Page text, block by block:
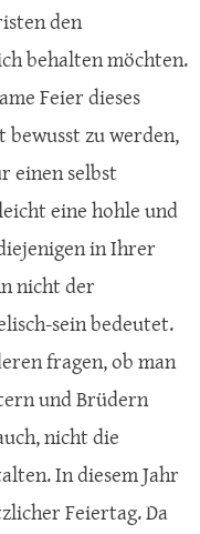
den
behalten möchten.
Feier dieses
bewusst zu werden,
einen selbst
eine hohle und
in Ihrer
nicht der
sein bedeutet.
fragen, ob man
und Brüdern
nicht die
In diesem Jahr
Feiertag. Da